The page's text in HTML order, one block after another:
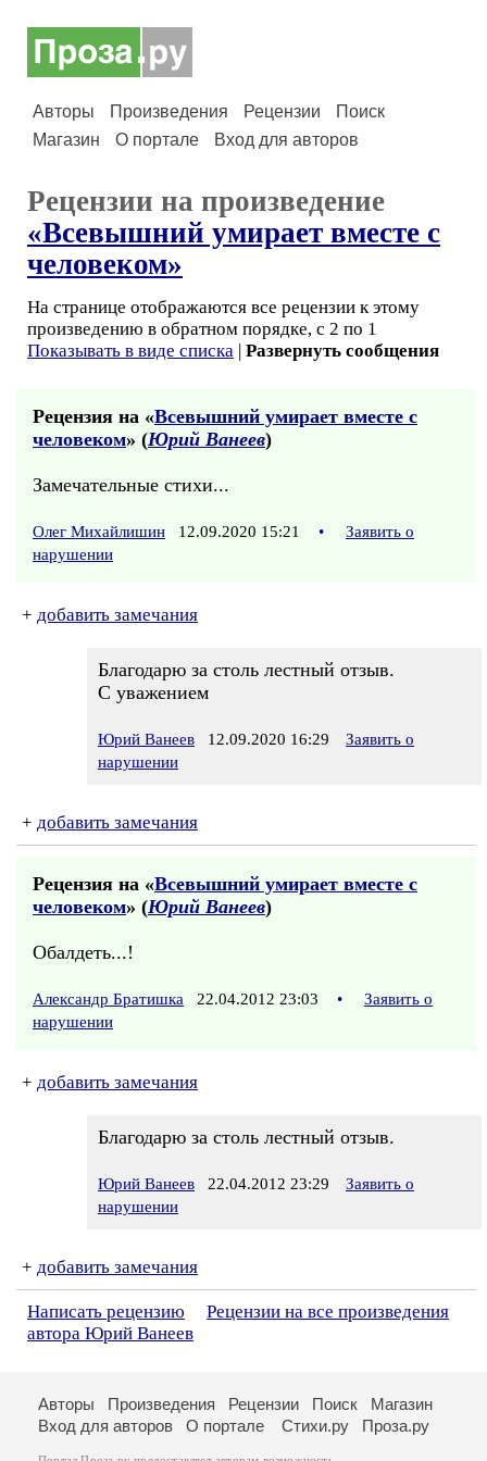
Авторы Произведения Рецензии
Поиск
Магазин
О портале Вход для авторов
Рецензии на произведение
«Всевышний умирает вместе с
человеком»
На странице отображаются все рецензии к этому
произведению в обратном порядке, с 2 по 1
Показывать в виде списка | Развернуть сообщения
Рецензия на «Всевышний умирает вместе с
человеком» (Юрий Ванеев)
Замечательные стихи...
Олег Михайлишин 12.09.2020 15:21 •
Заявить о
нарушении
+ добавить замечания
Благодарю за столь лестный отзыв.
С уважением
Юрий Ванеев 12.09.2020 16:29
Заявить о
нарушении
+ добавить замечания
Рецензия на «Всевышний умирает вместе с
человеком» (Юрий Ванеев)
Обалдеть...!
Александр Братишка 22.04.2012 23:03 •
Заявить о
нарушении
+ добавить замечания
Благодарю за столь лестный отзыв.
Юрий Ванеев 22.04.2012 23:29
Заявить о
нарушении
+ добавить замечания
Написать рецензию
Рецензии на все произведения
автора Юрий Ванеев
Авторы Произведения Рецензии Поиск
Магазин
Вход для авторов
О портале Стихи.ру Проза.ру